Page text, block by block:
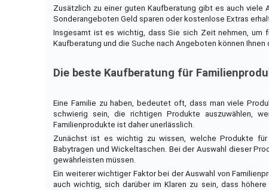
Zusätzlich zu einer guten Kaufberatung gibt es auch viele
Sonderangeboten Geld sparen oder kostenlose Extras
Insgesamt ist es wichtig, dass Sie sich Zeit nehmen, um
Kaufberatung und die Suche nach Angeboten können
Die beste Kaufberatung für
Eine Familie zu haben, bedeutet oft, dass man viele
schwierig sein, die richtigen Produkte auszuwählen,
Familienprodukte ist daher unerlässlich.
Zunächst ist es wichtig zu wissen, welche Produkte für
Babytragen und Wickeltaschen. Bei der Auswahl dieser
gewährleisten müssen.
Ein weiterer wichtiger Faktor bei der Auswahl von
auch wichtig, sich darüber im Klaren zu sein, dass